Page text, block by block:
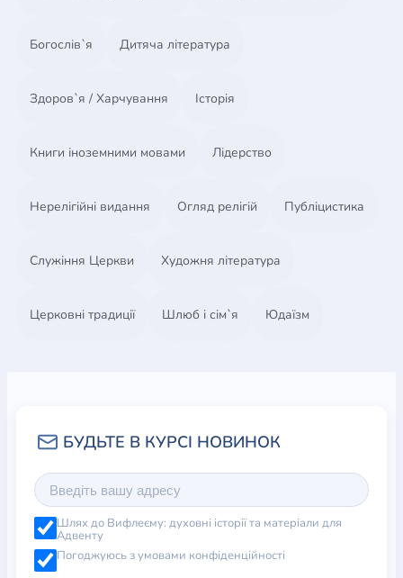
Богослів`я Дитяча література
Здоров`я / Харчування Історія
Книги іноземними мовами Лідерство
Нерелігійні видання Огляд релігій Публіцистика
Служіння Церкви Художня література
Церковні традиції Шлюб і сім`я Юдаїзм
Шлях до Вифлеєму: духовні історії та матеріали для
Адвенту
Погоджуюсь з умовами конфіденційності